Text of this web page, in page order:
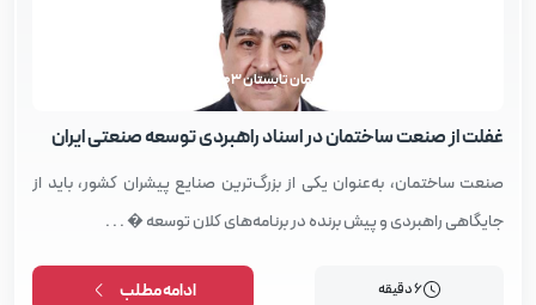
مجله توسعه صنعتی ساختمان تابستان 1403
غفلت از صنعت ساختمان در اسناد راهبردی توسعه صنعتی ایران
صنعت ساختمان، به‌عنوان یکی از بزرگ‌ترین صنایع پیشران کشور، باید از
جایگاهی راهبردی و پیش برنده در برنامه‌های کلان توسعه � . . .
6 دقیقه ادامه مطلب